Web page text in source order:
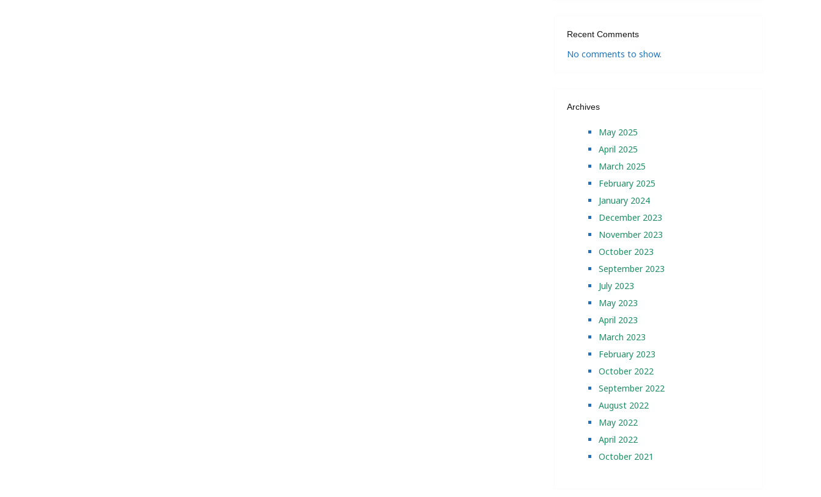
Recent Comments
No comments to show.
Archives
May 2025
April 2025
March 2025
February 2025
January 2024
December 2023
November 2023
October 2023
September 2023
July 2023
May 2023
April 2023
March 2023
February 2023
October 2022
September 2022
August 2022
May 2022
April 2022
October 2021